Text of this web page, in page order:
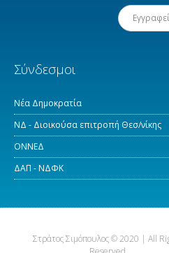
Σύνδεσμοι
Νέα Δημοκρατία
ΝΔ - Διοικούσα επιτροπή Θεσ/νίκης
ΟΝΝΕΔ
ΔΑΠ - ΝΔΦΚ
Στράτος Σιμόπουλος © 2020 | All